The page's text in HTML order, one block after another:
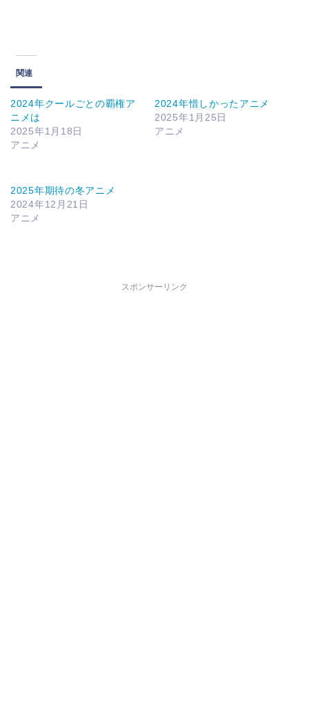
関連
2024年クールごとの覇権ア
ニメは
2025年1月18日
アニメ
2024年惜しかったアニメ
2025年1月25日
アニメ
2025年期待の冬アニメ
2024年12月21日
アニメ
スポンサーリンク